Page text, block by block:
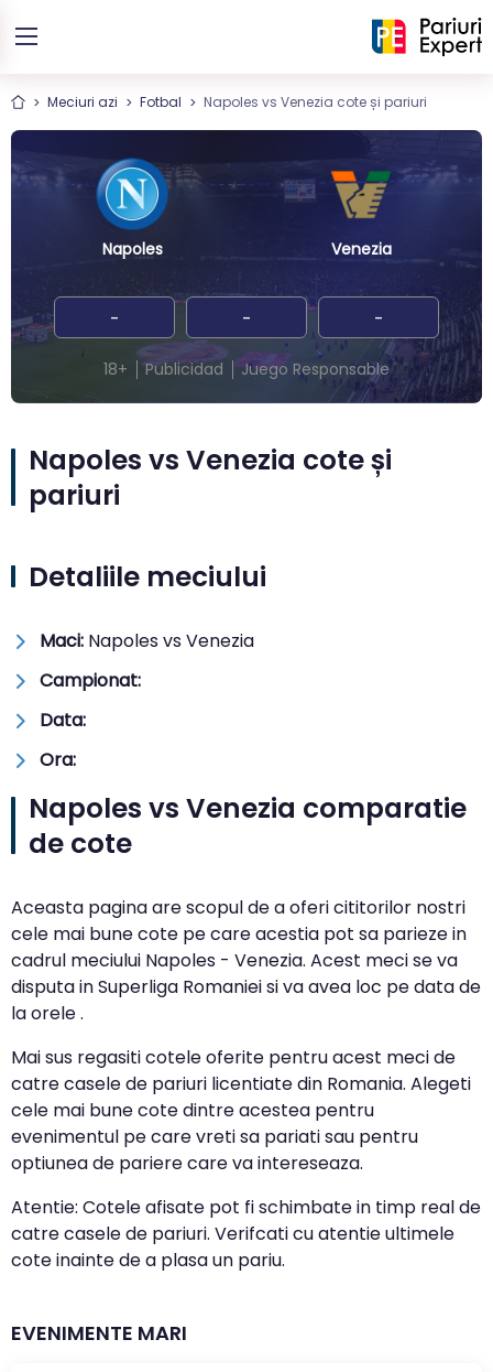
Meciuri azi Fotbal Napoles vs Venezia cote și pariuri
Napoles Venezia
- - -
18+ Publicidad Juego Responsable
Napoles vs Venezia cote și
pariuri
Detaliile meciului
Maci: Napoles vs Venezia
Campionat:
Data:
Ora:
Napoles vs Venezia comparatie
de cote
Aceasta pagina are scopul de a oferi cititorilor nostri
cele mai bune cote pe care acestia pot sa parieze in
cadrul meciului Napoles - Venezia. Acest meci se va
disputa in Superliga Romaniei si va avea loc pe data de
la orele .
Mai sus regasiti cotele oferite pentru acest meci de
catre casele de pariuri licentiate din Romania. Alegeti
cele mai bune cote dintre acestea pentru
evenimentul pe care vreti sa pariati sau pentru
optiunea de pariere care va intereseaza.
Atentie: Cotele afisate pot fi schimbate in timp real de
catre casele de pariuri. Verifcati cu atentie ultimele
cote inainte de a plasa un pariu.
EVENIMENTE MARI